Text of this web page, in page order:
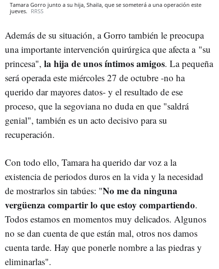
Tamara Gorro junto a su hija, Shaila, que se someterá a una operación este
jueves. RRSS
Además de su situación, a Gorro también le preocupa
una importante intervención quirúrgica que afecta a "su
princesa", la hija de unos íntimos amigos. La pequeña
será operada este miércoles 27 de octubre -no ha
querido dar mayores datos- y el resultado de ese
proceso, que la segoviana no duda en que "saldrá
genial", también es un acto decisivo para su
recuperación.
Con todo ello, Tamara ha querido dar voz a la
existencia de periodos duros en la vida y la necesidad
de mostrarlos sin tabúes: "No me da ninguna
vergüenza compartir lo que estoy compartiendo.
Todos estamos en momentos muy delicados. Algunos
no se dan cuenta de que están mal, otros nos damos
cuenta tarde. Hay que ponerle nombre a las piedras y
eliminarlas".